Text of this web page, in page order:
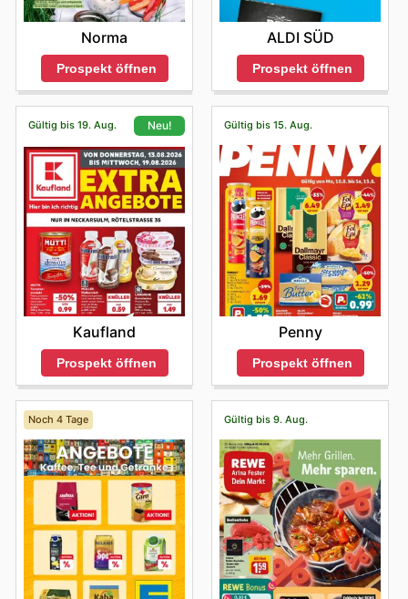
Norma
Prospekt öffnen
ALDI SÜD
Prospekt öffnen
Gültig bis 19. Aug. Neu!
Kaufland
Prospekt öffnen
Gültig bis 15. Aug.
Penny
Prospekt öffnen
Noch 4 Tage Gültig bis 9. Aug.